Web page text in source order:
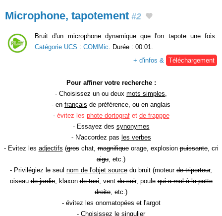
Microphone, tapotement #2
Bruit d'un microphone dynamique que l'on tapote une fois.
Catégorie UCS : COMMic . Durée : 00:01.
+ d'infos &
Téléchargement
Pour affiner votre recherche :
- Choisissez un ou deux mots simples
- en français de préférence, ou en anglais
- évitez les phote dortografet de frapppe
- Essayez des synonymes
- N'accordez pas les verbes
- Evitez les adjectifs (groschat,magnifiqueorage, explosionpuissante, cri
aigu , etc.)
- Privilégiez le seul nom de l'objet source du bruit (moteur de triporteur,
oiseaude jardin, klaxonde taxi, ventdu soir, poulequi a mal à la patte
droite , etc.)
- évitez les onomatopées et l'argot
- Choisissez le singulier